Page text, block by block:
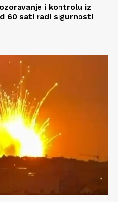
i kontrolu iz
60 sati radi sigurnosti